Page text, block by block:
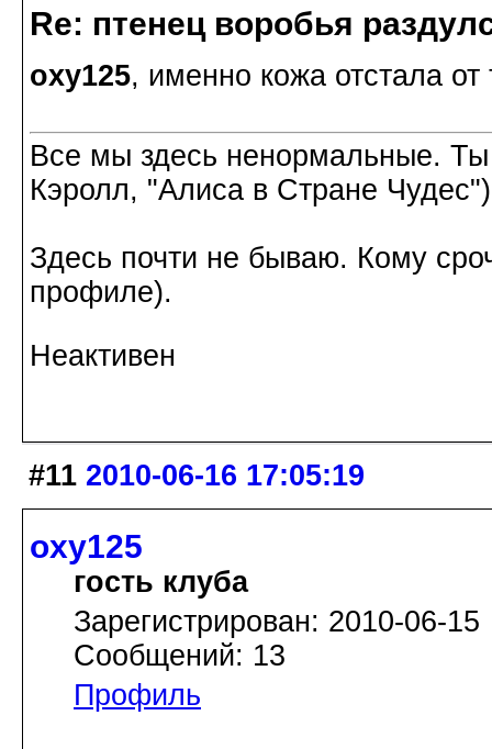
Re: птенец воробья
oxy125, именно кожа отстала от
Все мы здесь ненормальные.
Кэролл, "Алиса в Стране Чудес")
Здесь почти не бываю. Кому
профиле).
Неактивен
#11 2010-06-16 17:05:19
oxy125
гость клуба
Зарегистрирован: 2010-06-15
Сообщений: 13
Профиль